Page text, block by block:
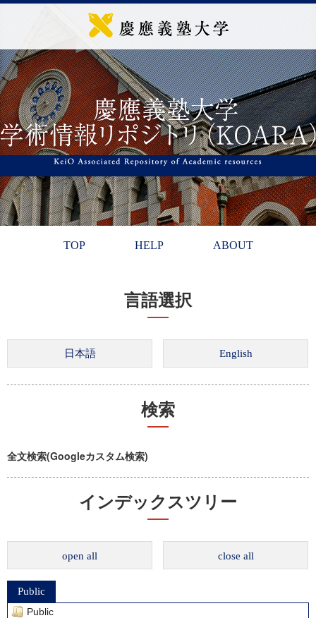
TOP HELP ABOUT
言語選択
検索
全文検索(Googleカスタム検索)
インデックスツリー
open all close all
Public
Public